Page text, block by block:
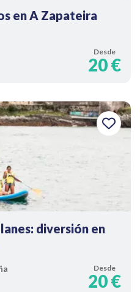
en A Zapateira
Desde
20 €
diversión en
Desde
20 €